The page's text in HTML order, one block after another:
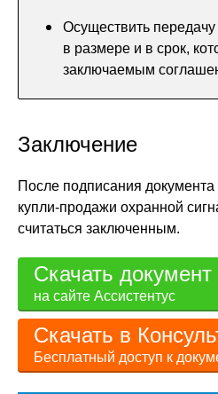
Осуществить
в размере и в срок,
заключаемым
Заключение
После подписания
купли-продажи охранной
считаться заключенным.
Скачать документ
на сайте Ассистентус
Скачать в
Бесплатный доступ к